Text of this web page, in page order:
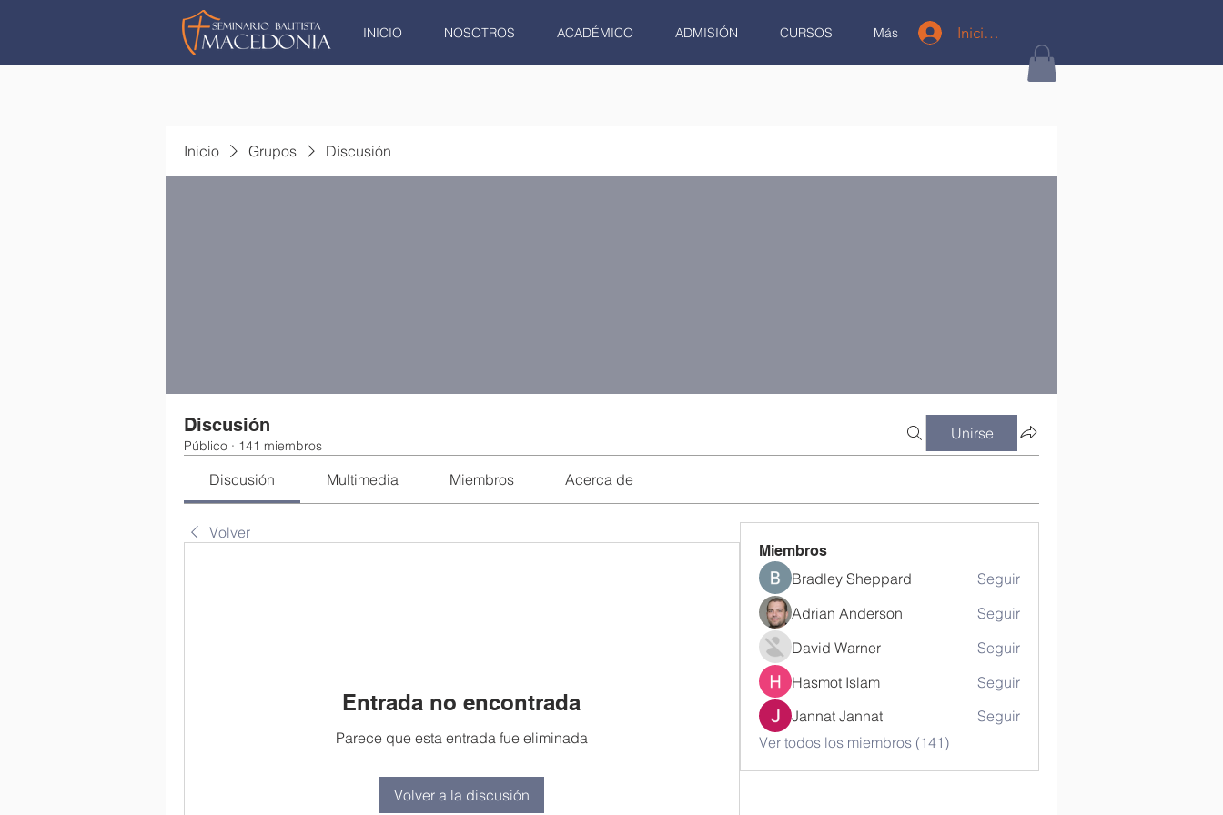
INICIO NOSOTROS ACADÉMICO ADMISIÓN CURSOS Más Iniciar sesión
Inicio Grupos Discusión
Discusión
Público · 141 miembros
Unirse
Discusión Multimedia Miembros Acerca de
Volver
Entrada no encontrada
Parece que esta entrada fue eliminada
Volver a la discusión
Miembros
Bradley Sheppard
Seguir
Adrian Anderson
Seguir
David Warner
Seguir
Hasmot Islam
Seguir
Jannat Jannat
Seguir
Ver todos los miembros (141)